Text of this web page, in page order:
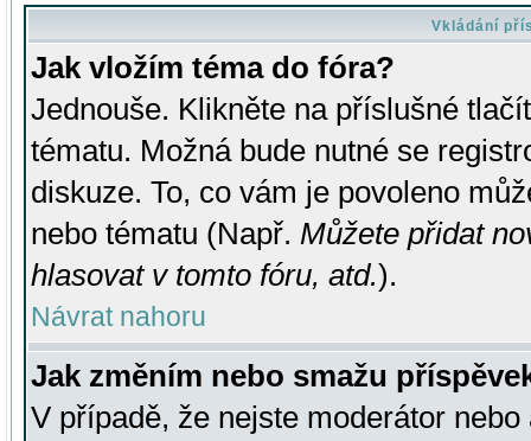
Vkládání
Jak vložím téma do fóra?
Jednouše. Klikněte na příslušné
tématu. Možná bude nutné se
diskuze. To, co vám je povoleno
nebo tématu (Např. Můžete přidat
hlasovat v tomto fóru, atd.).
Návrat nahoru
Jak změním nebo smažu
V případě, že nejste moderátor